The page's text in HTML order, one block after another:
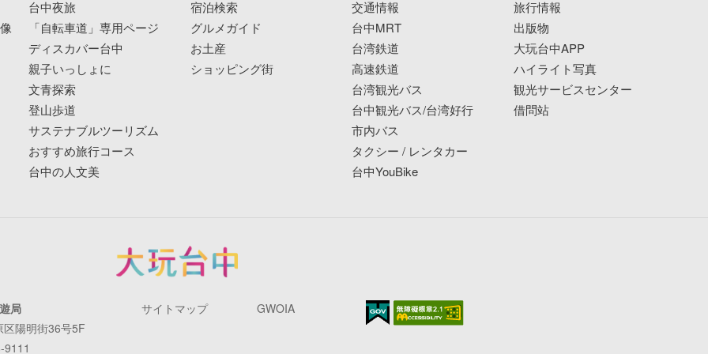
台中夜旅
「自転車道」専用ページ
ディスカバー台中
親子いっしょに
文青探索
登山歩道
サステナブルツーリズム
おすすめ旅行コース
台中の人文美
宿泊検索
グルメガイド
お土産
ショッピング街
交通情報
台中MRT
台湾鉄道
高速鉄道
台湾観光バス
台中観光バス/台湾好行
市内バス
タクシー / レンタカー
台中YouBike
旅行情報
出版物
大玩台中APP
ハイライト写真
観光サービスセンター
借問站
局
陽明街36号5F
9111
サイトマップ GWOIA